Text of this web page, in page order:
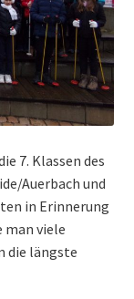
7. Klassen des
Auerbach und
in Erinnerung
viele
die längste